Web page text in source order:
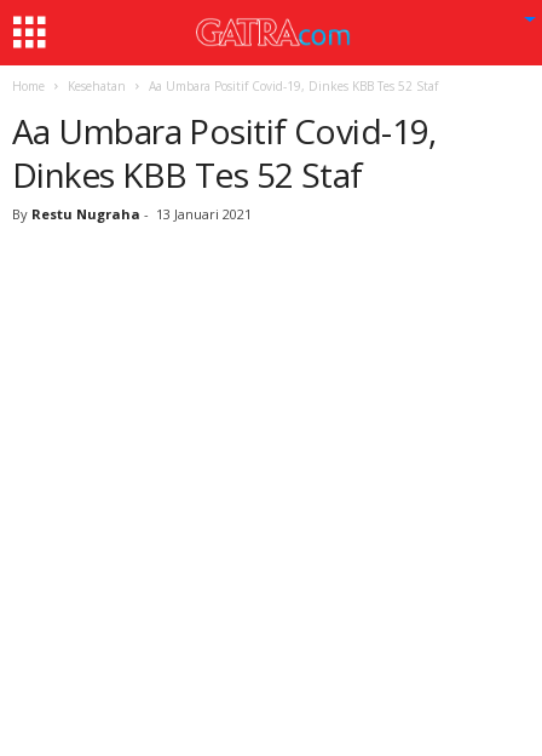
Home Kesehatan Aa Umbara Positif Covid-19, Dinkes KBB Tes 52 Staf
Aa Umbara Positif Covid-19,
Dinkes KBB Tes 52 Staf
By Restu Nugraha - 13 Januari 2021